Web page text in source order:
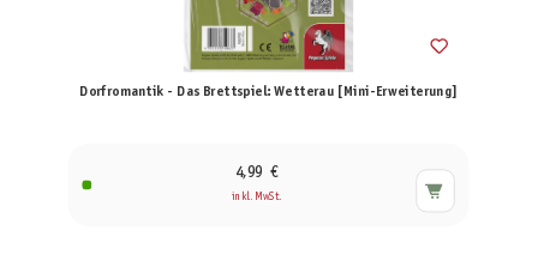
Dorfromantik - Das Brettspiel: Wetterau [Mini-Erweiterung]
4,99 €
inkl. MwSt.